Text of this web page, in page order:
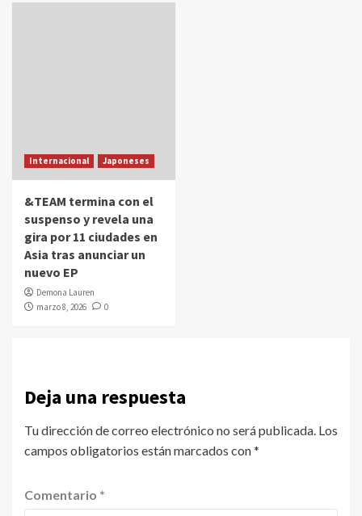
Internacional Japoneses
&TEAM termina con el
suspenso y revela una
gira por 11 ciudades en
Asia tras anunciar un
nuevo EP
Demona Lauren
marzo 8, 2026
0
Deja una respuesta
Tu dirección de correo electrónico no será publicada. Los
campos obligatorios están marcados con*
Comentario *